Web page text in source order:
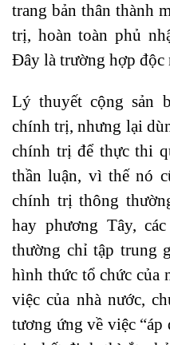
trang bản thân thành
trị, hoàn toàn phủ
Đây là trường hợp
Lý thuyết cộng sản
chính trị, nhưng lại
chính trị để thực thi
thần luận, vì thế nó
chính trị thông
hay phương Tây,
thường chỉ tập trung
hình thức tổ chức của
việc của nhà nước,
tương ứng về việc